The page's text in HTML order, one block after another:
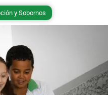
y Sobornos